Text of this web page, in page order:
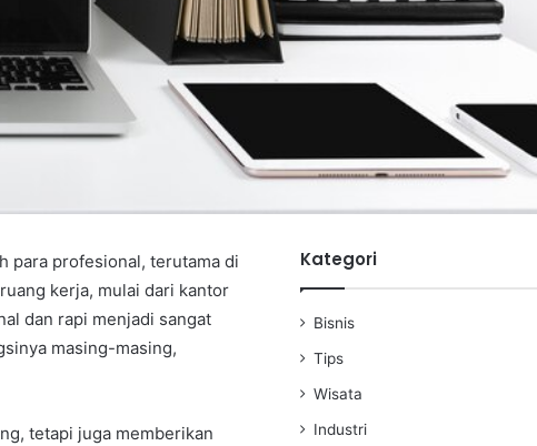
para profesional, terutama di
kerja, mulai dari kantor
dan rapi menjadi sangat
masing-masing,
tetapi juga memberikan
Kategori
Bisnis
Tips
Wisata
Industri